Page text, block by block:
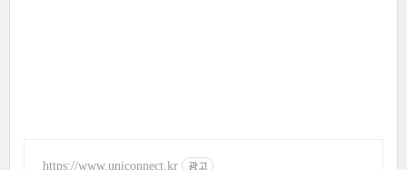
https://www.uniconnect.kr 광고